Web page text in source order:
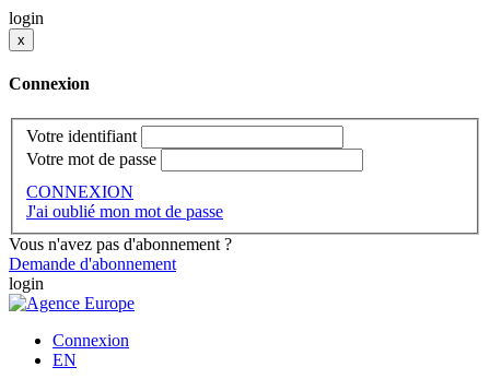
login
x
Connexion
Votre identifiant
Votre mot de passe
CONNEXION
J'ai oublié mon mot de passe
Vous n'avez pas d'abonnement ?
Demande d'abonnement
login
Connexion
EN